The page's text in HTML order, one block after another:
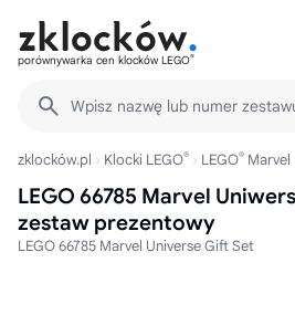
porównywarka cen klocków LEGO®
Wpisz nazwę lub numer
zklocków.pl Klocki LEGO® LEGO® Marvel
LEGO 66785 Marvel
zestaw prezentowy
LEGO 66785 Marvel Universe Gift Set